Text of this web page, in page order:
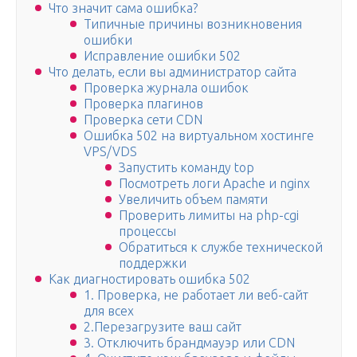
Что значит сама ошибка?
Типичные причины возникновения
ошибки
Исправление ошибки 502
Что делать, если вы администратор сайта
Проверка журнала ошибок
Проверка плагинов
Проверка сети CDN
Ошибка 502 на виртуальном хостинге
VPS/VDS
Запустить команду top
Посмотреть логи Apache и nginx
Увеличить объем памяти
Проверить лимиты на php-cgi
процессы
Обратиться к службе технической
поддержки
Как диагностировать ошибка 502
1. Проверка, не работает ли веб-сайт
для всех
2.Перезагрузите ваш сайт
3. Отключить брандмауэр или CDN